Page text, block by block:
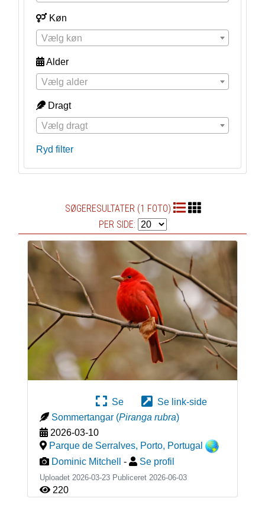
Køn
Vælg køn
Alder
Vælg alder
Dragt
Vælg dragt
Ryd filter
SØGERESULTATER (1 FOTO)
PER SIDE:
Se
Se link-side
Sommertangar (Piranga rubra)
2026-03-10
Parque de Serralves, Porto, Portugal
Dominic Mitchell
- Se profil
Uploadet 2026-03-23 Publiceret 2026-06-03
220